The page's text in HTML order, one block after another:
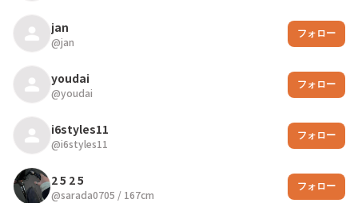
jan
@jan
フォロー
youdai
@youdai
フォロー
i6styles11
@i6styles11
フォロー
2 5 2 5
@sarada0705 / 167cm
フォロー